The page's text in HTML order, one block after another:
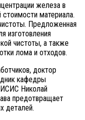
железа в
материала.
Предложенная
изготовления
чистоты, а также
лома и отходов.
доктор
кафедры
Николай
предотвращает
деталей.